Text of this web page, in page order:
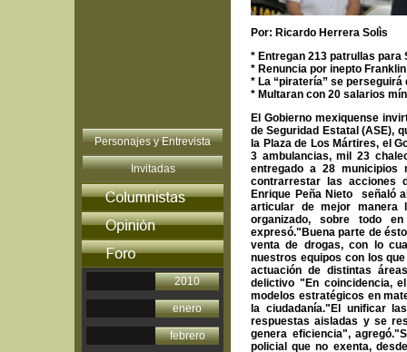
Personajes y Entrevista
Invitadas
2010
enero
febrero
Por: Ricardo Herrera Solìs
* Entregan 213 patrullas para
* Renuncia por inepto
* La “piratería” se perseguirá
* Multaran con 20 salarios
El Gobierno mexiquense
de Seguridad Estatal (ASE),
la Plaza de Los Mártires, el
3 ambulancias, mil 23
entregado a 28 municipios
contrarrestar las acciones
Enrique Peña Nieto señaló
articular de mejor manera
organizado, sobre todo
expresó."Buena parte de
venta de drogas, con lo
nuestros equipos con los
actuación de distintas
delictivo "En coincidencia,
modelos estratégicos en
la ciudadanía."El unificar
respuestas aisladas y se
genera eficiencia",
policial que no exenta,